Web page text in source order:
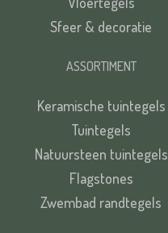
Sfeer & decoratie
ASSORTIMENT
Keramische tuintegels
Tuintegels
Natuursteen tuintegels
Flagstones
Zwembad randtegels